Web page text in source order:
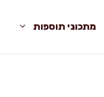
מתכוני תוספות